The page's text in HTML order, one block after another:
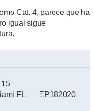
Cat. 4, parece que ha
igual sigue
15
FL EP182020